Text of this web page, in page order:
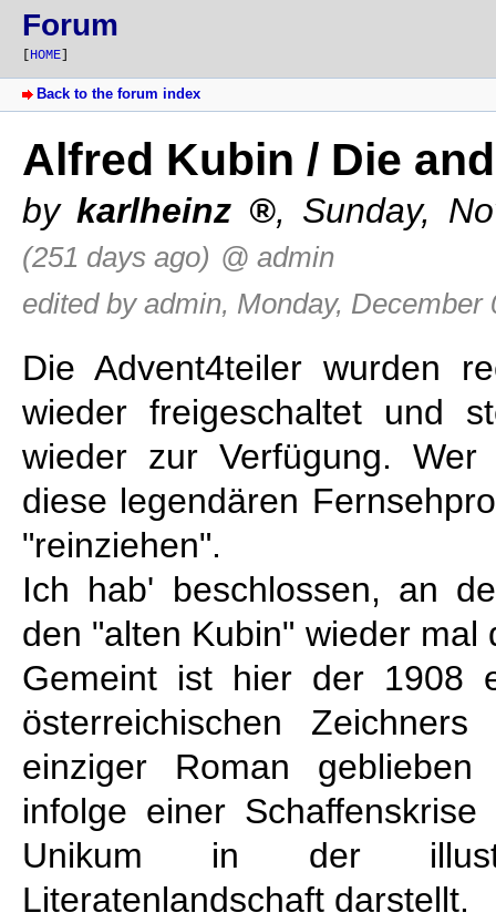
Forum
HOME
Back to the forum index
Alfred Kubin / Die
bykarlheinz , Sunday,
(251 days ago) @ admin
edited by admin, Monday, December
Die Advent4teiler wurden
wieder freigeschaltet und
wieder zur Verfügung.
diese legendären
"reinziehen".
Ich hab' beschlossen, an
den "alten Kubin" wieder mal
Gemeint ist hier der 1908
österreichischen
einziger Roman
infolge einer
Unikum in der
Literatenlandschaft darstellt.